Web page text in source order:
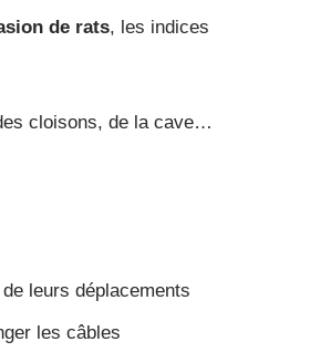
de rats, les indices
cloisons, de la cave…
leurs déplacements
les câbles